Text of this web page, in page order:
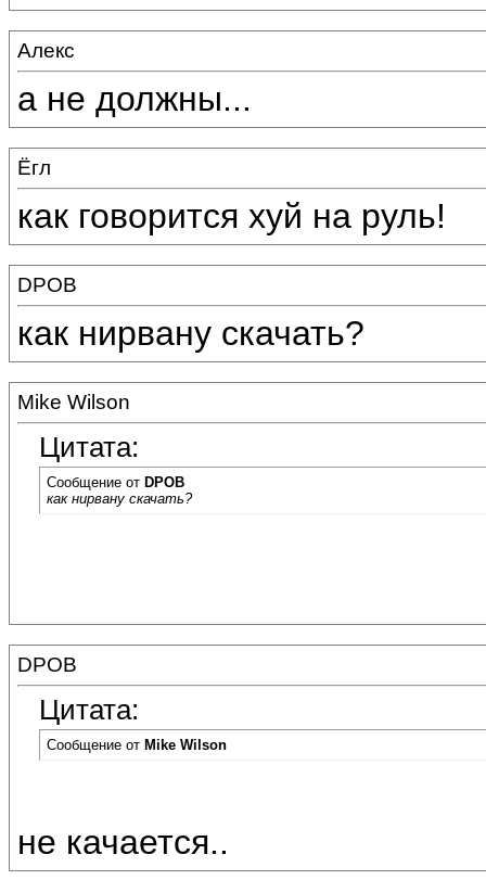
Алекс
а не должны...
Ёгл
как говорится хуй на руль!
DPOB
как нирвану скачать?
Mike Wilson
Цитата:
Сообщение от DPOB
как нирвану скачать?
DPOB
Цитата:
Сообщение от Mike Wilson
не качается..